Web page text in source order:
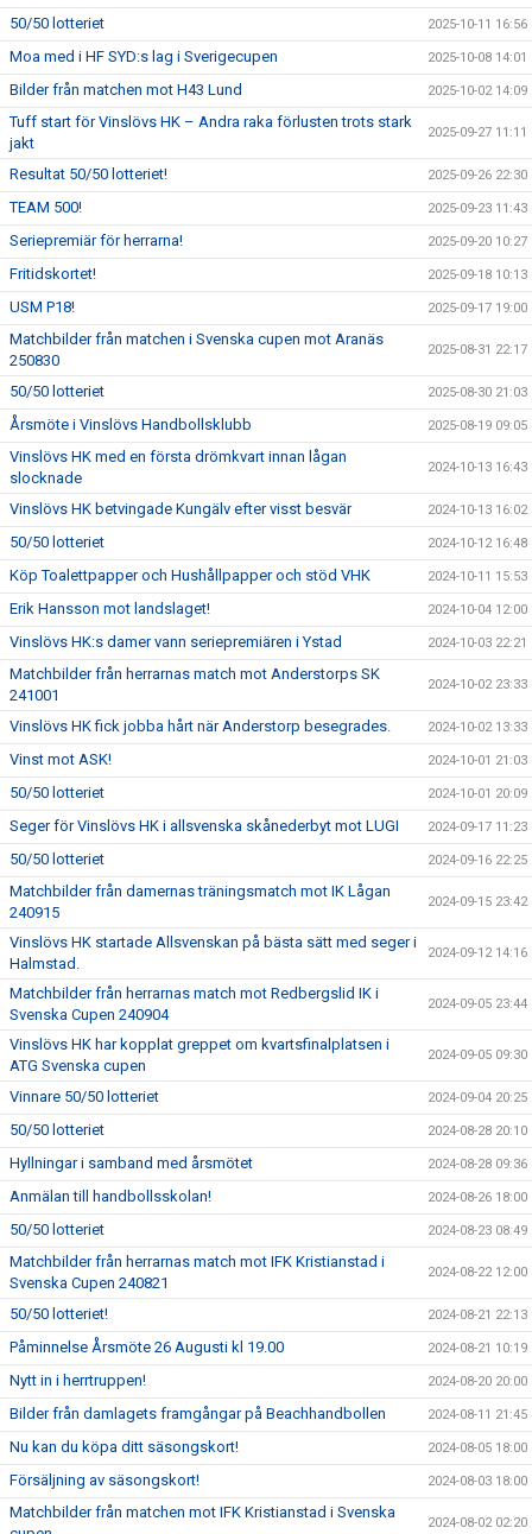
50/50 lotteriet 2025-10-11 16:56
Moa med i HF SYD:s lag i Sverigecupen 2025-10-08 14:01
Bilder från matchen mot H43 Lund 2025-10-02 14:09
Tuff start för Vinslövs HK – Andra raka förlusten trots stark
jakt
2025-09-27 11:11
Resultat 50/50 lotteriet! 2025-09-26 22:30
TEAM 500! 2025-09-23 11:43
Seriepremiär för herrarna! 2025-09-20 10:27
Fritidskortet! 2025-09-18 10:13
USM P18! 2025-09-17 19:00
Matchbilder från matchen i Svenska cupen mot Aranäs
250830
2025-08-31 22:17
50/50 lotteriet 2025-08-30 21:03
Årsmöte i Vinslövs Handbollsklubb 2025-08-19 09:05
Vinslövs HK med en första drömkvart innan lågan
slocknade
2024-10-13 16:43
Vinslövs HK betvingade Kungälv efter visst besvär 2024-10-13 16:02
50/50 lotteriet 2024-10-12 16:48
Köp Toalettpapper och Hushållpapper och stöd VHK 2024-10-11 15:53
Erik Hansson mot landslaget! 2024-10-04 12:00
Vinslövs HK:s damer vann seriepremiären i Ystad 2024-10-03 22:21
Matchbilder från herrarnas match mot Anderstorps SK
241001
2024-10-02 23:33
Vinslövs HK fick jobba hårt när Anderstorp besegrades. 2024-10-02 13:33
Vinst mot ASK! 2024-10-01 21:03
50/50 lotteriet 2024-10-01 20:09
Seger för Vinslövs HK i allsvenska skånederbyt mot LUGI 2024-09-17 11:23
50/50 lotteriet 2024-09-16 22:25
Matchbilder från damernas träningsmatch mot IK Lågan
240915
2024-09-15 23:42
Vinslövs HK startade Allsvenskan på bästa sätt med seger i
Halmstad.
2024-09-12 14:16
Matchbilder från herrarnas match mot Redbergslid IK i
Svenska Cupen 240904
2024-09-05 23:44
Vinslövs HK har kopplat greppet om kvartsfinalplatsen i
ATG Svenska cupen
2024-09-05 09:30
Vinnare 50/50 lotteriet 2024-09-04 20:25
50/50 lotteriet 2024-08-28 20:10
Hyllningar i samband med årsmötet 2024-08-28 09:36
Anmälan till handbollsskolan! 2024-08-26 18:00
50/50 lotteriet 2024-08-23 08:49
Matchbilder från herrarnas match mot IFK Kristianstad i
Svenska Cupen 240821
2024-08-22 12:00
50/50 lotteriet! 2024-08-21 22:13
Påminnelse Årsmöte 26 Augusti kl 19.00 2024-08-21 10:19
Nytt in i herrtruppen! 2024-08-20 20:00
Bilder från damlagets framgångar på Beachhandbollen 2024-08-11 21:45
Nu kan du köpa ditt säsongskort! 2024-08-05 18:00
Försäljning av säsongskort! 2024-08-03 18:00
Matchbilder från matchen mot IFK Kristianstad i Svenska
2024-08-02 02:20